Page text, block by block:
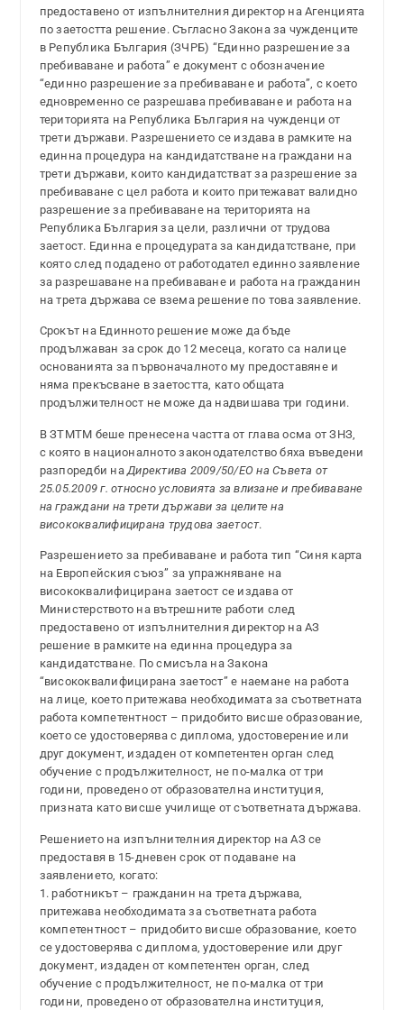
предоставено от изпълнителния директор на Агенцията
по заетостта решение. Съгласно Закона за чужденците
в Република България (ЗЧРБ) “Единно разрешение за
пребиваване и работа” е документ с обозначение
“единно разрешение за пребиваване и работа”, с което
едновременно се разрешава пребиваване и работа на
територията на Република България на чужденци от
трети държави. Разрешението се издава в рамките на
единна процедура на кандидатстване на граждани на
трети държави, които кандидатстват за разрешение за
пребиваване с цел работа и които притежават валидно
разрешение за пребиваване на територията на
Република България за цели, различни от трудова
заетост. Единна е процедурата за кандидатстване, при
която след подадено от работодател единно заявление
за разрешаване на пребиваване и работа на гражданин
на трета държава се взема решение по това заявление.
Срокът на Единното решение може да бъде
продължаван за срок до 12 месеца, когато са налице
основанията за първоначалното му предоставяне и
няма прекъсване в заетостта, като общата
продължителност не може да надвишава три години.
В ЗТМТМ беше пренесена частта от глава осма от ЗНЗ,
с която в националното законодателство бяха въведени
разпоредби на Директива 2009/50/ЕО на Съвета от
25.05.2009 г. относно условията за влизане и пребиваване
на граждани на трети държави за целите на
висококвалифицирана трудова заетост.
Разрешението за пребиваване и работа тип “Синя карта
на Европейския съюз” за упражняване на
висококвалифицирана заетост се издава от
Министерството на вътрешните работи след
предоставено от изпълнителния директор на АЗ
решение в рамките на единна процедура за
кандидатстване. По смисъла на Закона
“висококвалифицирана заетост” е наемане на работа
на лице, което притежава необходимата за съответната
работа компетентност – придобито висше образование,
което се удостоверява с диплома, удостоверение или
друг документ, издаден от компетентен орган след
обучение с продължителност, не по-малка от три
години, проведено от образователна институция,
призната като висше училище от съответната държава.
Решението на изпълнителния директор на АЗ се
предоставя в 15-дневен срок от подаване на
заявлението, когато:
1. работникът – гражданин на трета държава,
притежава необходимата за съответната работа
компетентност – придобито висше образование, което
се удостоверява с диплома, удостоверение или друг
документ, издаден от компетентен орган, след
обучение с продължителност, не по-малка от три
години, проведено от образователна институция,